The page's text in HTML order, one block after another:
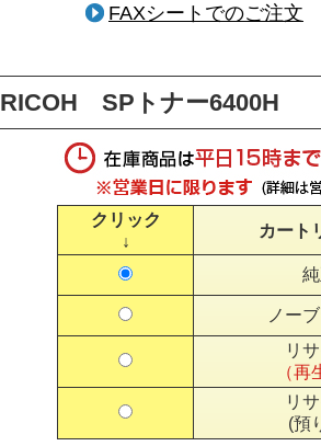
FAXシートでのご注文
RICOH SPトナー6400H
クリック
↓
カート
ノー
リ
（再
リ
(預